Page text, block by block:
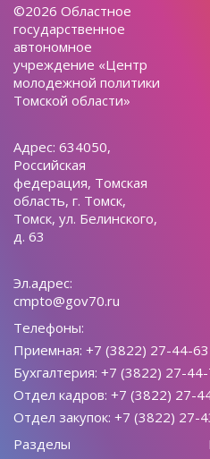
©2026 Областное
государственное
автономное
учреждение «Центр
молодежной политики
Томской области»
Адрес: 634050,
Российская
федерация, Томская
область, г. Томск,
Томск, ул. Белинского,
д. 63
Эл.адрес:
cmpto@gov70.ru
Телефоны:
Приемная: +7 (3822) 27-44-63
Бухгалтерия: +7 (3822) 27-
Отдел кадров: +7 (3822) 27-
Отдел закупок: +7 (3822) 27-
Разделы